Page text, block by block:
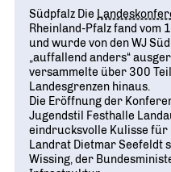
Südpfalz Die
Rheinland-Pfalz fand vom
und wurde von den WJ
„auffallend anders“
versammelte über 300
Landesgrenzen hinaus.
Die Eröffnung der
Jugendstil Festhalle
eindrucksvolle Kulisse für
Landrat Dietmar Seefeldt
Wissing, der